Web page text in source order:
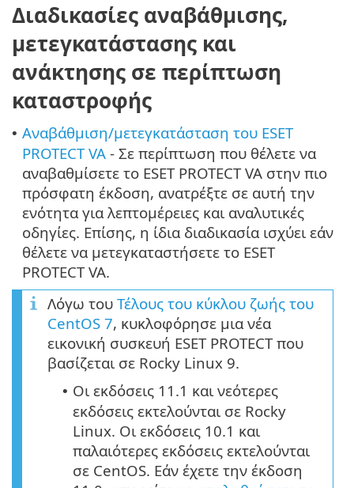
Διαδικασίες αναβάθμισης,
μετεγκατάστασης και
ανάκτησης σε περίπτωση
καταστροφής
• Αναβάθμιση/μετεγκατάσταση του ESET
PROTECT VA - Σε περίπτωση που θέλετε να
αναβαθμίσετε το ESET PROTECT VA στην πιο
πρόσφατη έκδοση, ανατρέξτε σε αυτή την
ενότητα για λεπτομέρειες και αναλυτικές
οδηγίες. Επίσης, η ίδια διαδικασία ισχύει εάν
θέλετε να μετεγκαταστήσετε το ESET
PROTECT VA.
Λόγω του Τέλους του κύκλου ζωής του
CentOS 7, κυκλοφόρησε μια νέα
εικονική συσκευή ESET PROTECT που
βασίζεται σε Rocky Linux 9.
• Οι εκδόσεις 11.1 και νεότερες
εκδόσεις εκτελούνται σε Rocky
Linux. Οι εκδόσεις 10.1 και
παλαιότερες εκδόσεις εκτελούνται
σε CentOS. Εάν έχετε την έκδοση